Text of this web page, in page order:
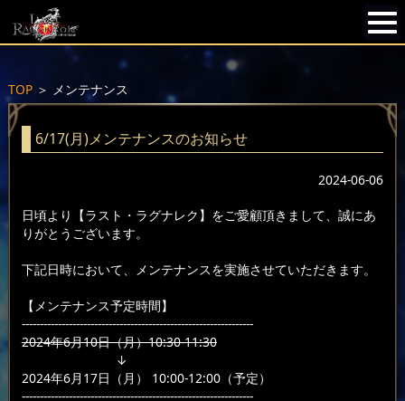
TOP＞ メンテナンス
6/17(月)メンテナンスのお知らせ
2024-06-06
日頃より【ラスト・ラグナレク】をご愛顧頂きまして、誠にあ
りがとうございます。
下記日時において、メンテナンスを実施させていただきます。
【メンテナンス予定時間】
----------------------------------------------------------------
2024年6月10日（月）10:30-11:30
↓
2024年6月17日（月） 10:00-12:00（予定）
----------------------------------------------------------------